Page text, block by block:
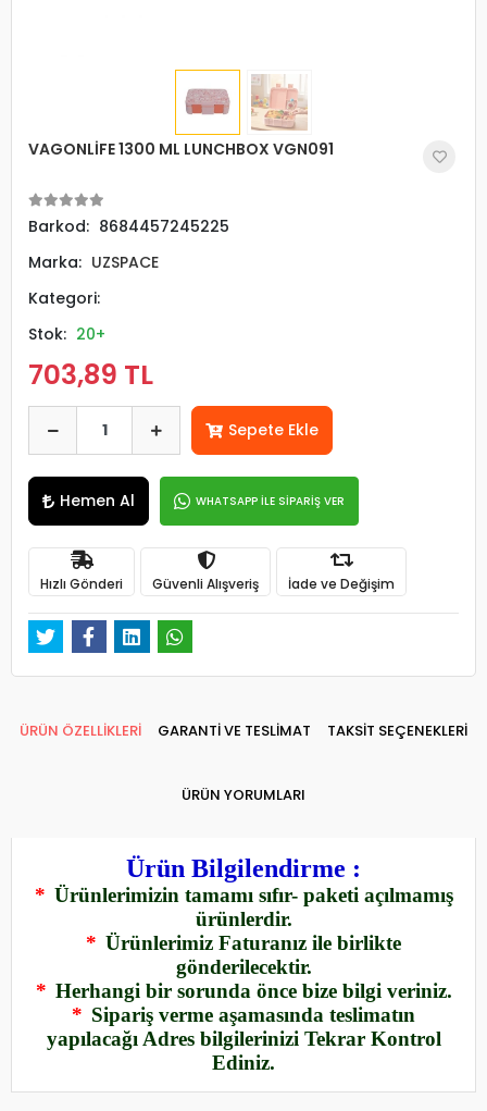
VAGONLİFE 1300 ML LUNCHBOX VGN091
Barkod: 8684457245225
Marka: UZSPACE
Kategori:
Stok: 20+
703,89 TL
Sepete Ekle
Hemen Al WHATSAPP İLE SİPARİŞ VER
Hızlı Gönderi Güvenli Alışveriş İade ve Değişim
ÜRÜN ÖZELLİKLERİ GARANTİ VE TESLİMAT TAKSİT SEÇENEKLERİ
ÜRÜN YORUMLARI
Ürün Bilgilendirme :
* Ürünlerimizin tamamı sıfır- paketi açılmamış
ürünlerdir.
* Ürünlerimiz Faturanız ile birlikte
gönderilecektir.
* Herhangi bir sorunda önce bize bilgi veriniz.
* Sipariş verme aşamasında teslimatın
yapılacağı Adres bilgilerinizi Tekrar Kontrol
Ediniz.